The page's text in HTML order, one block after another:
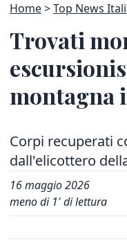
Home Top News
Trovati
montagna
Corpi recuperati
dall'elicottero
16 maggio 2026
meno di 1' di lettura